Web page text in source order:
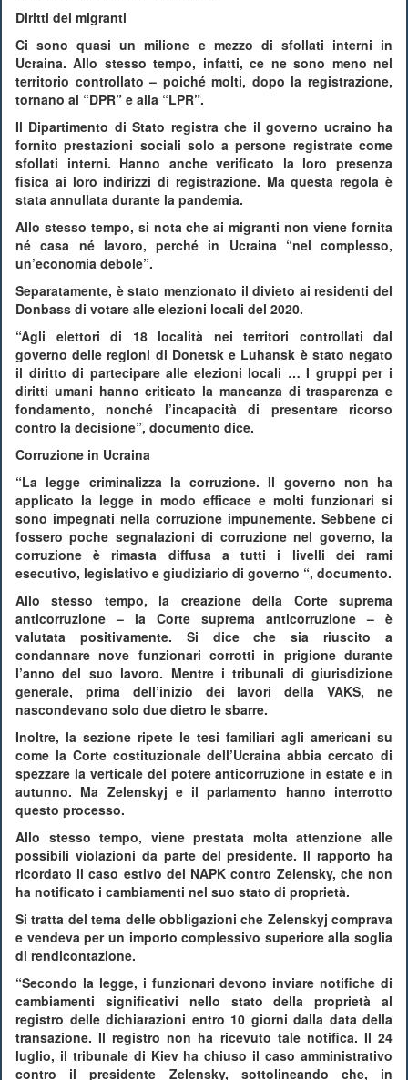
Diritti dei migranti
Ci sono quasi un milione e mezzo di sfollati interni in
Ucraina. Allo stesso tempo, infatti, ce ne sono meno nel
territorio controllato – poiché molti, dopo la registrazione,
tornano al “DPR” e alla “LPR”.
Il Dipartimento di Stato registra che il governo ucraino ha
fornito prestazioni sociali solo a persone registrate come
sfollati interni. Hanno anche verificato la loro presenza
fisica ai loro indirizzi di registrazione. Ma questa regola è
stata annullata durante la pandemia.
Allo stesso tempo, si nota che ai migranti non viene fornita
né casa né lavoro, perché in Ucraina “nel complesso,
un’economia debole”.
Separatamente, è stato menzionato il divieto ai residenti del
Donbass di votare alle elezioni locali del 2020.
“Agli elettori di 18 località nei territori controllati dal
governo delle regioni di Donetsk e Luhansk è stato negato
il diritto di partecipare alle elezioni locali … I gruppi per i
diritti umani hanno criticato la mancanza di trasparenza e
fondamento, nonché l’incapacità di presentare ricorso
contro la decisione”, documento dice.
Corruzione in Ucraina
“La legge criminalizza la corruzione. Il governo non ha
applicato la legge in modo efficace e molti funzionari si
sono impegnati nella corruzione impunemente. Sebbene ci
fossero poche segnalazioni di corruzione nel governo, la
corruzione è rimasta diffusa a tutti i livelli dei rami
esecutivo, legislativo e giudiziario di governo “, documento.
Allo stesso tempo, la creazione della Corte suprema
anticorruzione – la Corte suprema anticorruzione – è
valutata positivamente. Si dice che sia riuscito a
condannare nove funzionari corrotti in prigione durante
l’anno del suo lavoro. Mentre i tribunali di giurisdizione
generale, prima dell’inizio dei lavori della VAKS, ne
nascondevano solo due dietro le sbarre.
Inoltre, la sezione ripete le tesi familiari agli americani su
come la Corte costituzionale dell’Ucraina abbia cercato di
spezzare la verticale del potere anticorruzione in estate e in
autunno. Ma Zelenskyj e il parlamento hanno interrotto
questo processo.
Allo stesso tempo, viene prestata molta attenzione alle
possibili violazioni da parte del presidente. Il rapporto ha
ricordato il caso estivo del NAPK contro Zelensky, che non
ha notificato i cambiamenti nel suo stato di proprietà.
Si tratta del tema delle obbligazioni che Zelenskyj comprava
e vendeva per un importo complessivo superiore alla soglia
di rendicontazione.
“Secondo la legge, i funzionari devono inviare notifiche di
cambiamenti significativi nello stato della proprietà al
registro delle dichiarazioni entro 10 giorni dalla data della
transazione. Il registro non ha ricevuto tale notifica. Il 24
luglio, il tribunale di Kiev ha chiuso il caso amministrativo
contro il presidente Zelensky, sottolineando che, in